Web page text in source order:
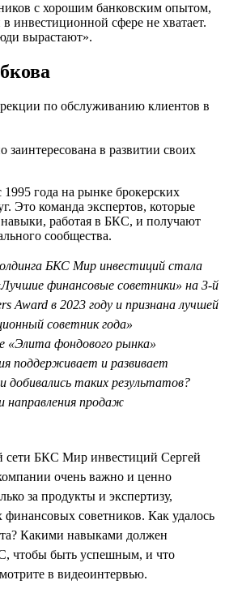
с хорошим банковским опытом,
инвестиционной сфере не хватает.
вырастают».
по обслуживанию клиентов в
в развитии своих
года на рынке брокерских
Это команда экспертов, которые
работая в БКС, и получают
сообщества.
БКС Мир инвестиций стала
финансовые советники» на 3-й
Award в 2023 году и признана лучшей
советник года»
«Элита фондового рынка»
поддерживает и развивает
добивались таких результатов?
направления продаж
сети БКС Мир инвестиций Сергей
очень важно и ценно
за продукты и экспертизу,
советников. Как удалось
Какими навыками должен
чтобы быть успешным, и что
в видеоинтервью.